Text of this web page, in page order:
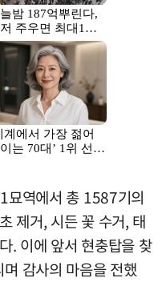
묘역에서 총 1587기의
제거, 시든 꽃 수거, 태
. 이에 앞서 현충탑을 찾
감사의 마음을 전했